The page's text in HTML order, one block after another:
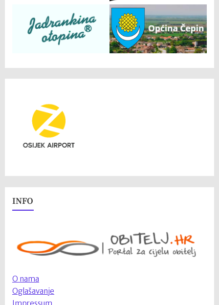
INFO
O nama
Oglašavanje
Impressum